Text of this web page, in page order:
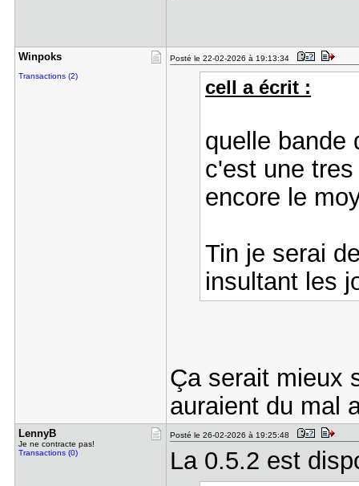
Winpoks
Transactions (2)
Posté le 22-02-2026 à 19:13:34
cell a écrit :
quelle bande
c'est une
encore le
Tin je serai
insultant les
Ça serait mieux
auraient du mal
LennyB
Je ne contracte pas!
Transactions (0)
Posté le 26-02-2026 à 19:25:48
La 0.5.2 est